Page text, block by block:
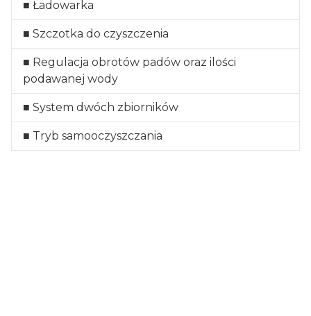
■ Ładowarka
■ Szczotka do czyszczenia
■ Regulacja obrotów padów oraz ilości
podawanej wody
■ System dwóch zbiorników
■ Tryb samooczyszczania